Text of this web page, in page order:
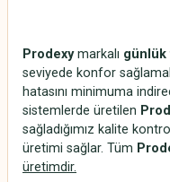
Prodexymarkalı
seviyede konfor
hatasını minimuma
sistemlerde üretilen
sağladığımız kalite
üretimi sağlar. Tüm
üretimdir.